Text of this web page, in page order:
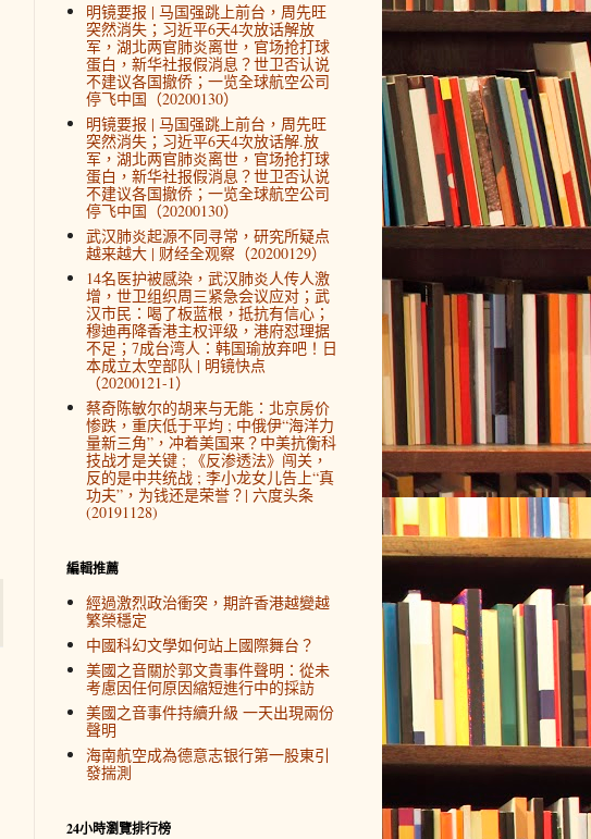
明镜要报 | 马国强跳上前台，周先旺
突然消失；习近平6天4次放话解放
军，湖北两官肺炎离世，官场抢打球
蛋白，新华社报假消息？世卫否认说
不建议各国撤侨；一览全球航空公司
停飞中国（20200130）
明镜要报 | 马国强跳上前台，周先旺
突然消失；习近平6天4次放话解.放
军，湖北两官肺炎离世，官场抢打球
蛋白，新华社报假消息？世卫否认说
不建议各国撤侨；一览全球航空公司
停飞中国（20200130）
武汉肺炎起源不同寻常，研究所疑点
越来越大 | 财经全观察（20200129）
14名医护被感染，武汉肺炎人传人激
增，世卫组织周三紧急会议应对；武
汉市民：喝了板蓝根，抵抗有信心；
穆迪再降香港主权评级，港府怼理据
不足；7成台湾人：韩国瑜放弃吧！日
本成立太空部队 | 明镜快点
（20200121-1）
蔡奇陈敏尔的胡来与无能：北京房价
惨跌，重庆低于平均 ; 中俄伊“海洋力
量新三角”，冲着美国来？中美抗衡科
技战才是关键 ; 《反渗透法》闯关，
反的是中共统战 ; 李小龙女儿告上“真
功夫”，为钱还是荣誉？| 六度头条
(20191128)
編輯推薦
經過激烈政治衝突，期許香港越變越
繁榮穩定
中國科幻文學如何站上國際舞台？
美國之音關於郭文貴事件聲明：從未
考慮因任何原因縮短進行中的採訪
美國之音事件持續升級 一天出現兩份
聲明
海南航空成為德意志银行第一股東引
發揣測
24小時瀏覽排行榜